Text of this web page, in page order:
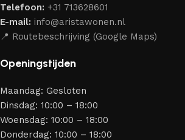
jarenlang kunt genieten van jouw interieur.
Telefoon: +31 713628601
E-mail: info@aristawonen.nl
📍 Routebeschrijving (Google Maps)
Openingstijden
Maandag: Gesloten
Dinsdag: 10:00 – 18:00
Woensdag: 10:00 – 18:00
Donderdag: 10:00 – 18:00